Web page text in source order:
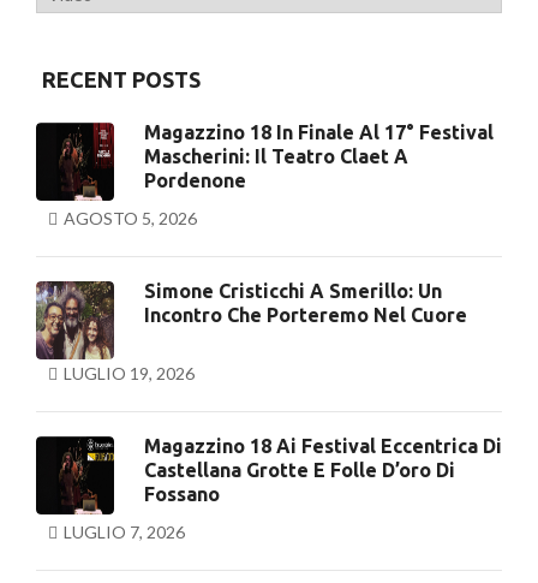
RECENT POSTS
Magazzino 18 In Finale Al 17° Festival
Mascherini: Il Teatro Claet A
Pordenone
AGOSTO 5, 2026
Simone Cristicchi A Smerillo: Un
Incontro Che Porteremo Nel Cuore
LUGLIO 19, 2026
Magazzino 18 Ai Festival Eccentrica Di
Castellana Grotte E Folle D’oro Di
Fossano
LUGLIO 7, 2026